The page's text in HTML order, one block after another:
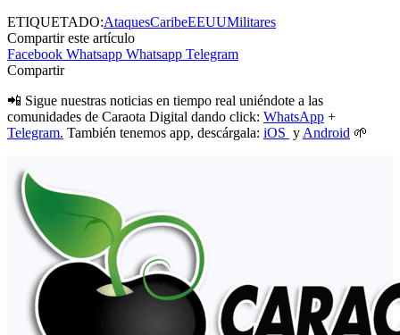
ETIQUETADO:AtaquesCaribeEEUUMilitares
Compartir este artículo
Facebook Whatsapp Whatsapp Telegram
Compartir
📲 Sigue nuestras noticias en tiempo real uniéndote a las
comunidades de Caraota Digital dando click: WhatsApp +
Telegram. También tenemos app, descárgala: iOS y Android 🌱